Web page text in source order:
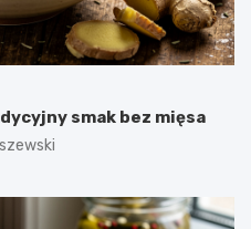
smak bez mięsa